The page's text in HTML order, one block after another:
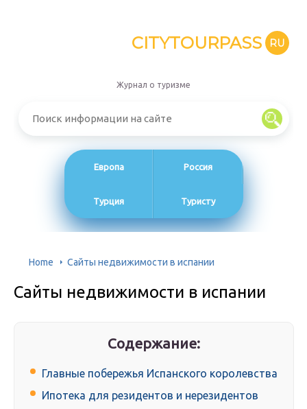
CITYTOURPASS RU
Журнал о туризме
Европа Россия
Турция Туристу
Home Сайты недвижимости в испании
Сайты недвижимости в испании
Содержание:
Главные побережья Испанского королевства
Ипотека для резидентов и нерезидентов